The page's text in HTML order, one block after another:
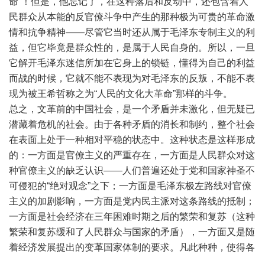
民群众从本能的反官僚斗争中产生的那种极为可贵的革命激
情和抗争精神——尽管它当时还从属于毛泽东专制主义的利
益，但它毕竟是群众性的，是属于人民自身的。所以，一旦
它解开毛泽东迷信所加在它身上的锁链，懂得为自己的利益
而战的时候，它就不能不表现为对毛泽东的反叛，不能不表
现为被王希哲称之为“人民的文化大革命”那样的斗争。
总之，文革前的中国社会，是一个矛盾并未激化，但无疑已
潜藏着危机的社会。由于各种矛盾的消长和制约，整个社会
在表面上处于一种相对平稳的状态中。这种状态是这样形成
的：一方面是官僚主义的严重存在，一方面是人民群众对这
种官僚主义的缺乏认识——人们普遍还处于党和国家神圣不
可侵犯的“绝对观念”之下；一方面是毛泽东极左路线对官僚
主义的加剧影响，一方面是党内民主派对这条路线的抵制；
一方面是社会经济在三年困难时期之后的繁荣和复苏（这种
繁荣和复苏缓和了人民群众与国家的矛盾），一方面又是随
着经济发展提出的变革国家体制的要求。凡此种种，使得各